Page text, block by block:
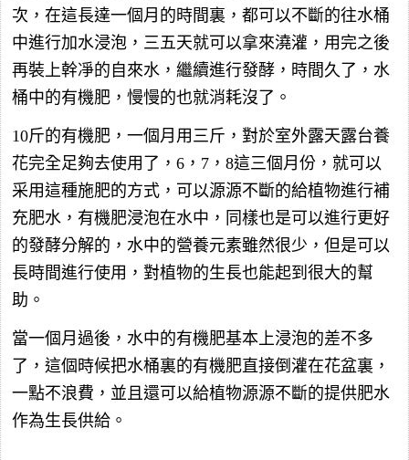
次，在這長達一個月的時間裏，都可以不斷的往水桶
中進行加水浸泡，三五天就可以拿來澆灌，用完之後
再裝上幹凈的自來水，繼續進行發酵，時間久了，水
桶中的有機肥，慢慢的也就消耗沒了。
10斤的有機肥，一個月用三斤，對於室外露天露台養
花完全足夠去使用了，6，7，8這三個月份，就可以
采用這種施肥的方式，可以源源不斷的給植物進行補
充肥水，有機肥浸泡在水中，同樣也是可以進行更好
的發酵分解的，水中的營養元素雖然很少，但是可以
長時間進行使用，對植物的生長也能起到很大的幫
助。
當一個月過後，水中的有機肥基本上浸泡的差不多
了，這個時候把水桶裏的有機肥直接倒灌在花盆裏，
一點不浪費，並且還可以給植物源源不斷的提供肥水
作為生長供給。